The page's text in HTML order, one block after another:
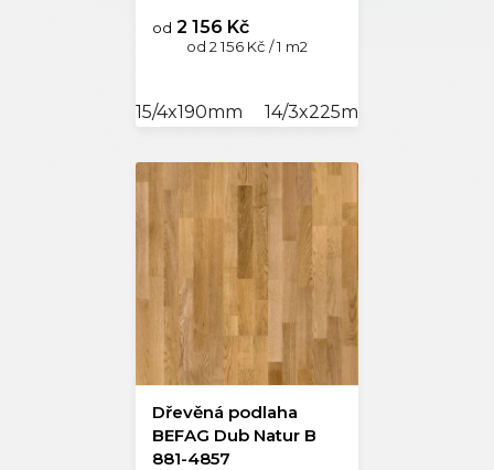
od 2 156 Kč
Měrná
od 2 156 Kč / 1 m2
15/4x190mm 14/3x225mm
Dřevěná podlaha
BEFAG Dub Natur B
881-4857